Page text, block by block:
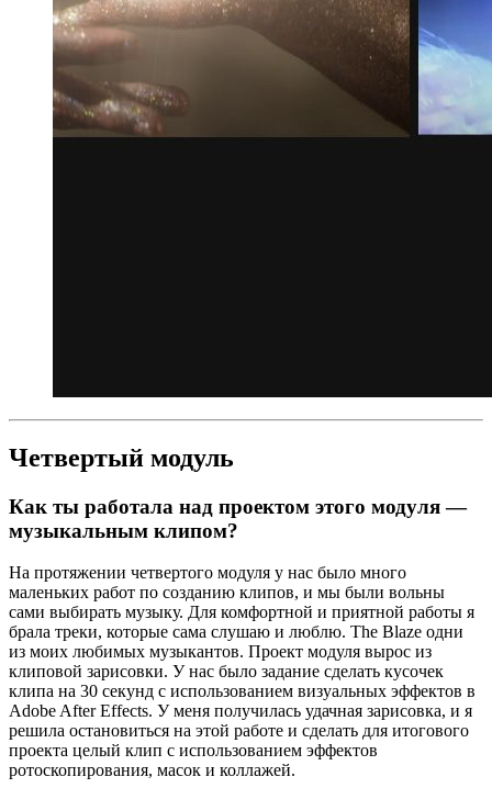
Четвертый модуль
Как ты работала над проектом этого модуля —
музыкальным клипом?
На протяжении четвертого модуля у нас было много
маленьких работ по созданию клипов, и мы были вольны
сами выбирать музыку. Для комфортной и приятной работы я
брала треки, которые сама слушаю и люблю. The Blaze одни
из моих любимых музыкантов. Проект модуля вырос из
клиповой зарисовки. У нас было задание сделать кусочек
клипа на 30 секунд с использованием визуальных эффектов в
Adobe After Effects. У меня получилась удачная зарисовка, и я
решила остановиться на этой работе и сделать для итогового
проекта целый клип с использованием эффектов
ротоскопирования, масок и коллажей.